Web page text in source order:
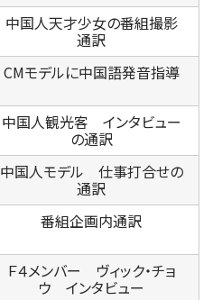
中国人天才少女の番組撮影
通訳
CMモデルに中国語発音指導
中国人観光客 インタビュー
の通訳
中国人モデル 仕事打合せの
通訳
番組企画内通訳
Ｆ４メンバー ヴィック・チョ
ウ インタビュー